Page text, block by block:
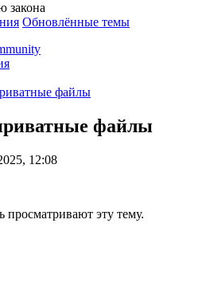
закона
Обновлённые темы
файлы
файлы
12:08
просматривают эту тему.